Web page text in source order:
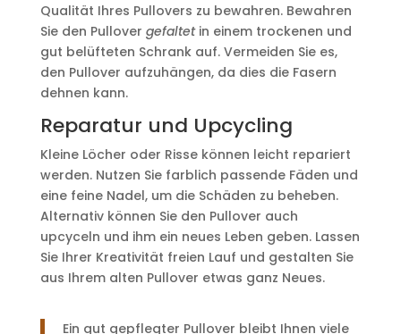
Qualität Ihres Pullovers zu bewahren. Bewahren
Sie den Pullover gefaltetin einem trockenen und
gut belüfteten Schrank auf. Vermeiden Sie es,
den Pullover aufzuhängen, da dies die Fasern
dehnen kann.
Reparatur und Upcycling
Kleine Löcher oder Risse können leicht repariert
werden. Nutzen Sie farblich passende Fäden und
eine feine Nadel, um die Schäden zu beheben.
Alternativ können Sie den Pullover auch
upcyceln und ihm ein neues Leben geben. Lassen
Sie Ihrer Kreativität freien Lauf und gestalten Sie
aus Ihrem alten Pullover etwas ganz Neues.
Ein gut gepflegter Pullover bleibt Ihnen viele